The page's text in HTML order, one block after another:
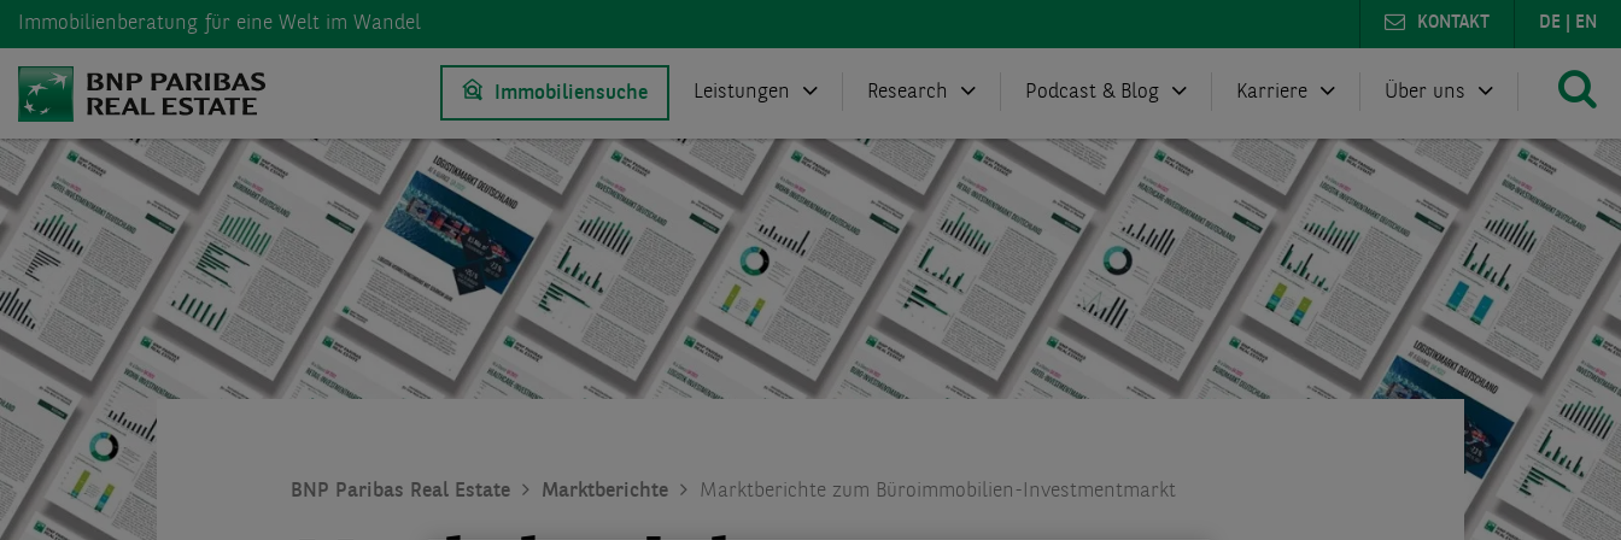
Immobilienberatung für eine Welt im Wandel DE EN
KONTAKT
Immobiliensuche Leistungen Research Podcast & Blog Karriere Über uns
BNP Paribas Real Estate Marktberichte Marktberichte zum Büroimmobilien-Investmentmarkt